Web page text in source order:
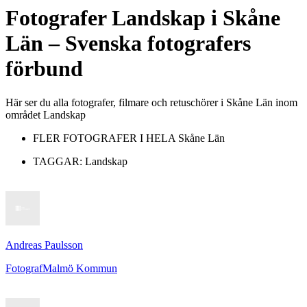
FotograferLandskap i Skåne
Län– Svenska fotografers
förbund
Här ser du alla fotografer, filmare och retuschörer i Skåne Län inom
området Landskap
FLER FOTOGRAFER I HELA Skåne Län
TAGGAR: Landskap
Andreas Paulsson
FotografMalmö Kommun